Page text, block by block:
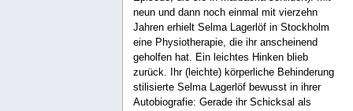
neun und dann noch einmal mit vierzehn
Jahren erhielt Selma Lagerlöf in Stockholm
eine Physiotherapie, die ihr anscheinend
geholfen hat. Ein leichtes Hinken blieb
zurück. Ihr (leichte) körperliche Behinderung
stilisierte Selma Lagerlöf bewusst in ihrer
Autobiografie: Gerade ihr Schicksal als